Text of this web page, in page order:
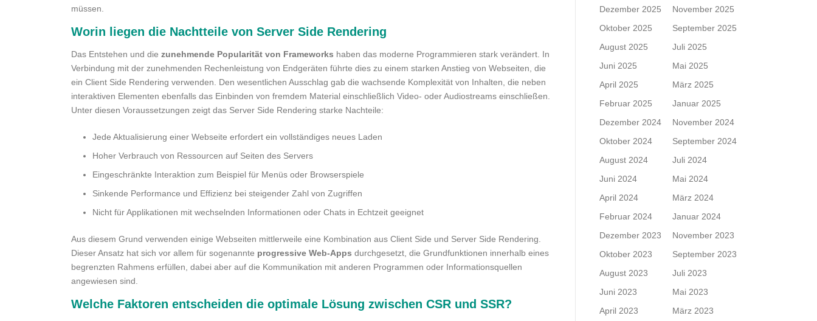
müssen.
Worin liegen die Nachtteile von Server Side Rendering
Das Entstehen und die zunehmende Popularität von Frameworks haben das moderne Programmieren stark verändert. In
Verbindung mit der zunehmenden Rechenleistung von Endgeräten führte dies zu einem starken Anstieg von Webseiten, die
ein Client Side Rendering verwenden. Den wesentlichen Ausschlag gab die wachsende Komplexität von Inhalten, die neben
interaktiven Elementen ebenfalls das Einbinden von fremdem Material einschließlich Video- oder Audiostreams einschließen.
Unter diesen Voraussetzungen zeigt das Server Side Rendering starke Nachteile:
Jede Aktualisierung einer Webseite erfordert ein vollständiges neues Laden
Hoher Verbrauch von Ressourcen auf Seiten des Servers
Eingeschränkte Interaktion zum Beispiel für Menüs oder Browserspiele
Sinkende Performance und Effizienz bei steigender Zahl von Zugriffen
Nicht für Applikationen mit wechselnden Informationen oder Chats in Echtzeit geeignet
Aus diesem Grund verwenden einige Webseiten mittlerweile eine Kombination aus Client Side und Server Side Rendering.
Dieser Ansatz hat sich vor allem für sogenannte progressive Web-Apps durchgesetzt, die Grundfunktionen innerhalb eines
begrenzten Rahmens erfüllen, dabei aber auf die Kommunikation mit anderen Programmen oder Informationsquellen
angewiesen sind.
Welche Faktoren entscheiden die optimale Lösung zwischen CSR und SSR?
Dezember 2025
November 2025
Oktober 2025
September 2025
August 2025
Juli 2025
Juni 2025
Mai 2025
April 2025
März 2025
Februar 2025
Januar 2025
Dezember 2024
November 2024
Oktober 2024
September 2024
August 2024
Juli 2024
Juni 2024
Mai 2024
April 2024
März 2024
Februar 2024
Januar 2024
Dezember 2023
November 2023
Oktober 2023
September 2023
August 2023
Juli 2023
Juni 2023
Mai 2023
April 2023
März 2023